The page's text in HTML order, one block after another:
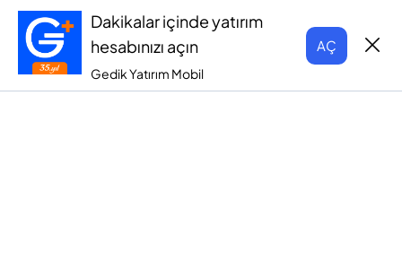
Dakikalar içinde yatırım
hesabınızı açın
Gedik Yatırım Mobil
AÇ